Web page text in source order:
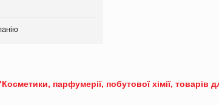
парфумерії, побутової хімії, товарів